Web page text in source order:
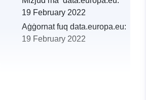
19 February 2022
Aġġornat fuq data.europa.eu:
19 February 2022